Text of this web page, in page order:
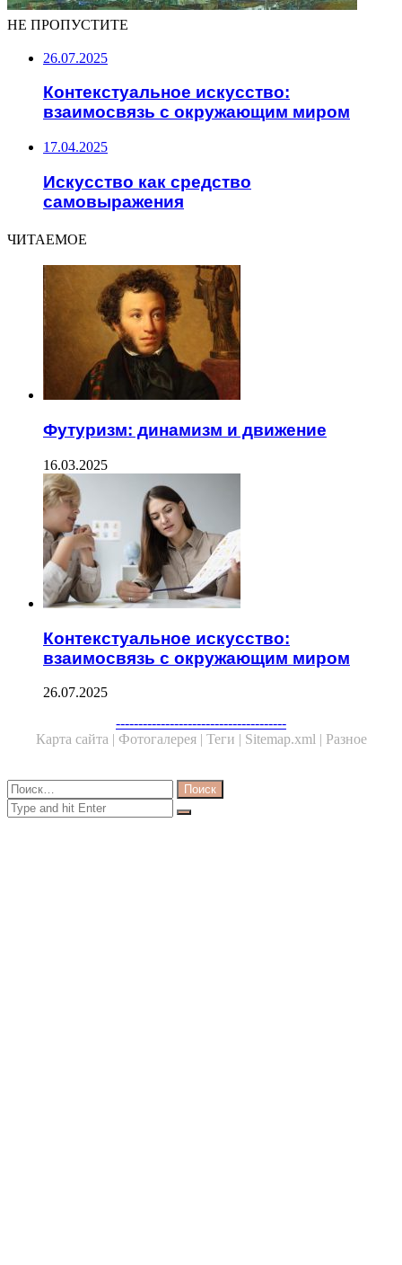
НЕ ПРОПУСТИТЕ
26.07.2025
Контекстуальное искусство:
взаимосвязь с окружающим миром
17.04.2025
Искусство как средство
самовыражения
ЧИТАЕМОЕ
Футуризм: динамизм и движение
16.03.2025
Контекстуальное искусство:
взаимосвязь с окружающим миром
26.07.2025
--------------------------------------
Карта сайта | Фотогалерея | Теги | Sitemap.xml | Разное
Close
Найти:
Close
Search